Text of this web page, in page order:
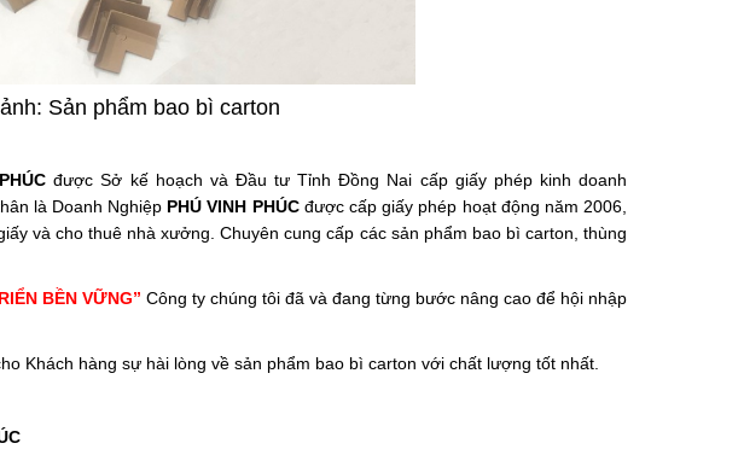
Sản phẩm bao bì carton
được Sở kế hoạch và Đầu tư Tỉnh Đồng Nai cấp giấy phép kinh doanh
là Doanh Nghiệp PHÚ VINH PHÚCđược cấp giấy phép hoạt động năm 2006,
và cho thuê nhà xưởng. Chuyên cung cấp các sản phẩm bao bì carton, thùng
BỀN VỮNG” Công ty chúng tôi đã và đang từng bước nâng cao để hội nhập
Khách hàng sự hài lòng về sản phẩm bao bì carton với chất lượng tốt nhất.